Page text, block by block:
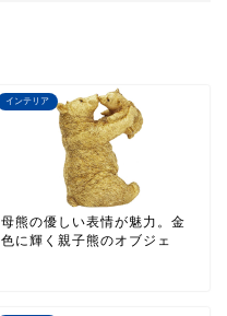
インテリア
母熊の優しい表情が魅力。金
色に輝く親子熊のオブジェ